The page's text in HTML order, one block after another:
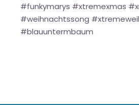
#funkymarys #xtremexmas
#weihnachtssong
#blauuntermbaum